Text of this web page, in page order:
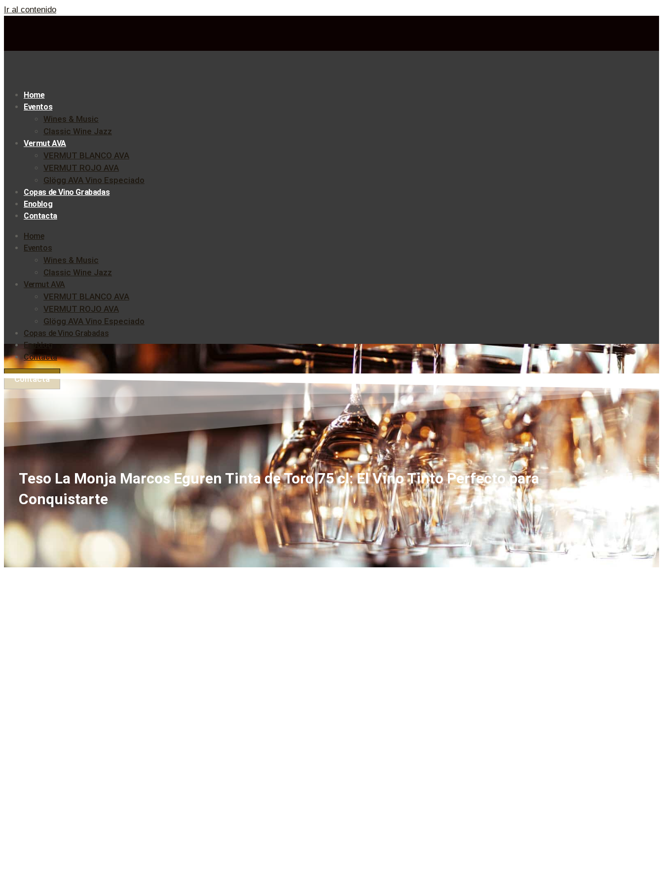
Ir al contenido
Home
Eventos
Wines & Music
Classic Wine Jazz
Vermut AVA
VERMUT BLANCO AVA
VERMUT ROJO AVA
Glögg AVA Vino Especiado
Copas de Vino Grabadas
Enoblog
Contacta
Home
Eventos
Wines & Music
Classic Wine Jazz
Vermut AVA
VERMUT BLANCO AVA
VERMUT ROJO AVA
Glögg AVA Vino Especiado
Copas de Vino Grabadas
Enoblog
Contacta
Contacta
Teso La Monja Marcos Eguren Tinta de Toro 75 cl: El Vino Tinto Perfecto para
Conquistarte